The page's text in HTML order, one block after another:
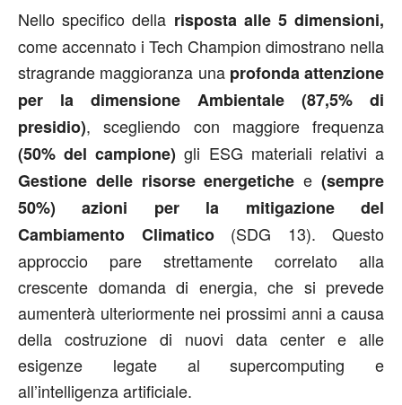
Nello specifico della risposta alle 5 dimensioni,
come accennato i Tech Champion dimostrano nella
stragrande maggioranza una profonda attenzione
per la dimensione Ambientale (87,5% di
presidio), scegliendo con maggiore frequenza
(50% del campione)gli ESG materiali relativi a
Gestione delle risorse energetichee (sempre
50%) azioni per la mitigazione del
Cambiamento Climatico (SDG 13). Questo
approccio pare strettamente correlato alla
crescente domanda di energia, che si prevede
aumenterà ulteriormente nei prossimi anni a causa
della costruzione di nuovi data center e alle
esigenze legate al supercomputing e
all’intelligenza artificiale.